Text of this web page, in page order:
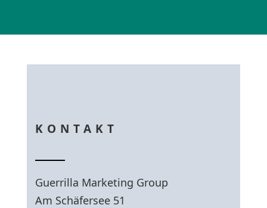
KONTAKT
Guerrilla Marketing Group
Am Schäfersee 51